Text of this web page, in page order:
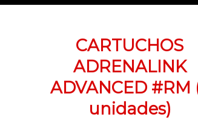
CARTUCHOS
ADRENALINK
ADVANCED #RM
unidades)